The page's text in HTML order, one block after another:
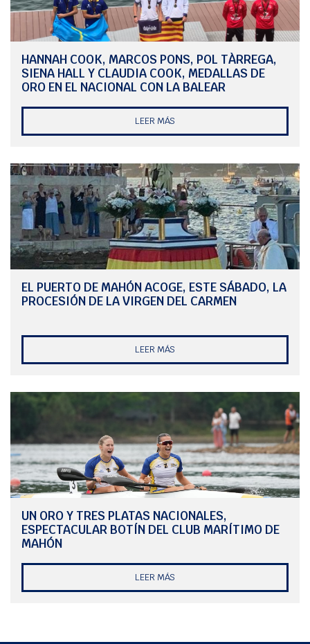
HANNAH COOK, MARCOS PONS, POL TÀRREGA,
SIENA HALL Y CLAUDIA COOK, MEDALLAS DE
ORO EN EL NACIONAL CON LA BALEAR
LEER MÁS
EL PUERTO DE MAHÓN ACOGE, ESTE SÁBADO, LA
PROCESIÓN DE LA VIRGEN DEL CARMEN
LEER MÁS
UN ORO Y TRES PLATAS NACIONALES,
ESPECTACULAR BOTÍN DEL CLUB MARÍTIMO DE
MAHÓN
LEER MÁS